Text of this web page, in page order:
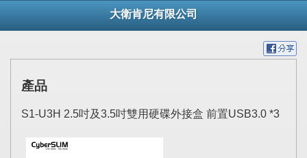
大衛肯尼有限公司
產品
S1-U3H 2.5吋及3.5吋雙用硬碟外接盒 前置USB3.0 *3